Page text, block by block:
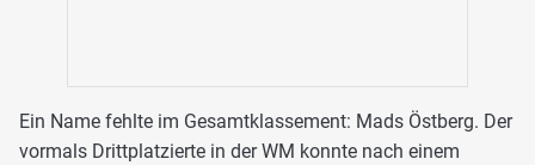
Ein Name fehlte im Gesamtklassement: Mads Östberg. Der
vormals Drittplatzierte in der WM konnte nach einem